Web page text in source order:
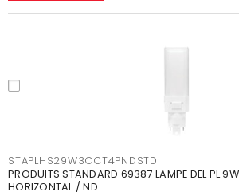
STAPLHS29W3CCT4PNDSTD
PRODUITS STANDARD 69387 LAMPE DEL PL
HORIZONTAL / ND